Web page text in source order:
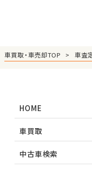
車買取・車売却TOP 車査
HOME
車買取
中古車検索